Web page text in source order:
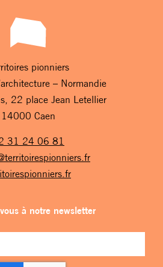
pionniers
– Normandie
22 place Jean Letellier
14000 Caen
31 24 06 81
à notre newsletter